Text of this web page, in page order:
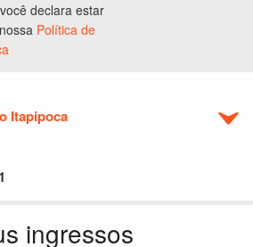
Pagamento
Itapipoca
ingressos
declara estar
Política de